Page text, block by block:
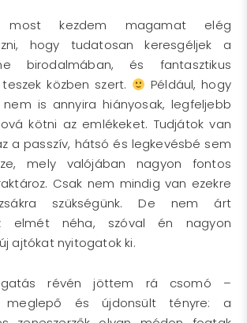
most kezdem magamat elég
hogy tudatosan keresgéljek a
birodalmában, és fantasztikus
közben szert.
Például, hogy
is annyira hiányosak, legfeljebb
kötni az emlékeket. Tudjátok van
a passzív, hátsó és legkevésbé sem
mely valójában nagyon fontos
Csak nem mindig van ezekre
szükségünk. De nem árt
elmét néha, szóval én nagyon
ajtókat nyitogatok ki.
révén jöttem rá csomó –
meglepő és újdonsült tényre: a